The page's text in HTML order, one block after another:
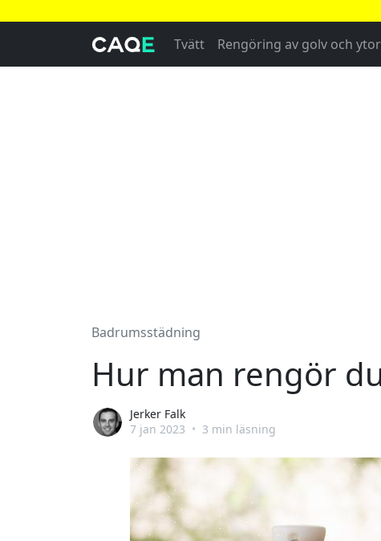
Tvätt Rengöring av golv och ytor
Badrumsstädning
Hur man rengör
Jerker Falk
7 jan 2023 • 3 min läsning